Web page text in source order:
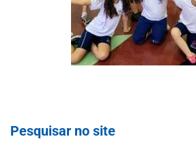
Pesquisar no site